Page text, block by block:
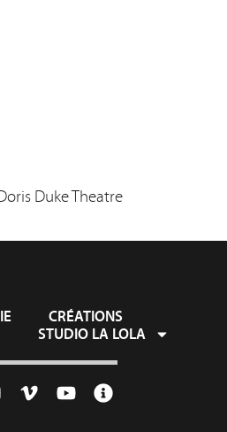
Duke Theatre
CRÉATIONS
STUDIO LA LOLA